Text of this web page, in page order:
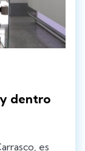
dentro
es